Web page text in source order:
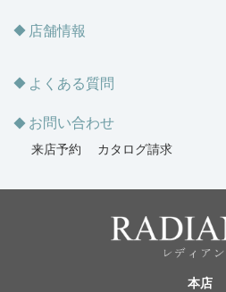
店舗情報
よくある質問
お問い合わせ
来店予約 カタログ請求
本店